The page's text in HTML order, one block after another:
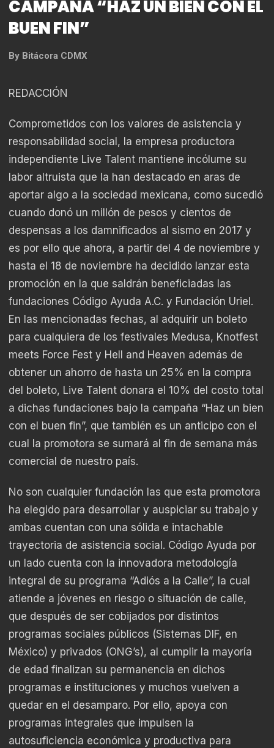
CAMPAÑA “HAZ UN BIEN CON EL
BUEN FIN”
By Bitácora CDMX
REDACCIÓN
Comprometidos con los valores de asistencia y
responsabilidad social, la empresa productora
independiente Live Talent mantiene incólume su
labor altruista que la han destacado en aras de
aportar algo a la sociedad mexicana, como sucedió
cuando donó un millón de pesos y cientos de
despensas a los damnificados al sismo en 2017 y
es por ello que ahora, a partir del 4 de noviembre y
hasta el 18 de noviembre ha decidido lanzar esta
promoción en la que saldrán beneficiadas las
fundaciones Código Ayuda A.C. y Fundación Uriel.
En las mencionadas fechas, al adquirir un boleto
para cualquiera de los festivales Medusa, Knotfest
meets Force Fest y Hell and Heaven además de
obtener un ahorro de hasta un 25% en la compra
del boleto, Live Talent donara el 10% del costo total
a dichas fundaciones bajo la campaña “Haz un bien
con el buen fin”, que también es un anticipo con el
cual la promotora se sumará al fin de semana más
comercial de nuestro país.
No son cualquier fundación las que esta promotora
ha elegido para desarrollar y auspiciar su trabajo y
ambas cuentan con una sólida e intachable
trayectoria de asistencia social. Código Ayuda por
un lado cuenta con la innovadora metodología
integral de su programa “Adiós a la Calle”, la cual
atiende a jóvenes en riesgo o situación de calle,
que después de ser cobijados por distintos
programas sociales públicos (Sistemas DIF, en
México) y privados (ONG’s), al cumplir la mayoría
de edad finalizan su permanencia en dichos
programas e instituciones y muchos vuelven a
quedar en el desamparo. Por ello, apoya con
programas integrales que impulsen la
autosuficiencia económica y productiva para